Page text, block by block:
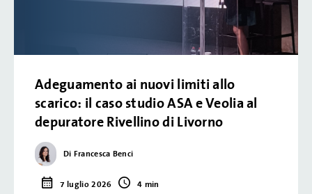
Adeguamento ai nuovi limiti allo
scarico: il caso studio ASA e Veolia al
depuratore Rivellino di Livorno
Di Francesca Benci
7 luglio 2026 4 min